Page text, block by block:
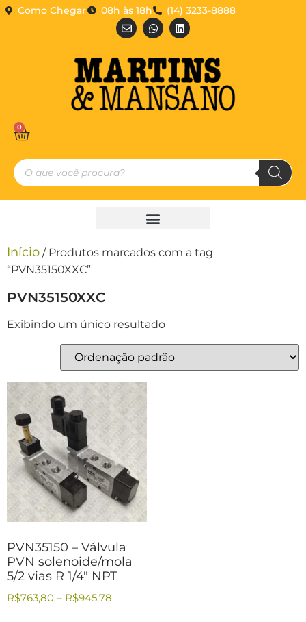
Como Chegar 08h às 18h (14) 3233-8888
0
Início / Produtos marcados com a tag
“PVN35150XXC”
PVN35150XXC
Exibindo um único resultado
PVN35150 – Válvula
PVN solenoide/mola
5/2 vias R 1/4″ NPT
R$763,80 – R$945,78